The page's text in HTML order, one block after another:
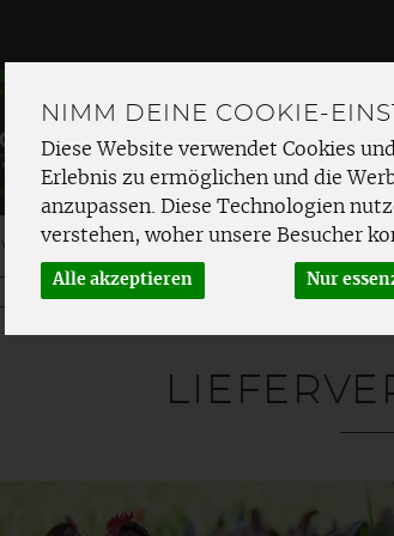
NIMM DEINE COOKIE-
Diese Website verwendet Cookies
Erlebnis zu ermöglichen und die
anzupassen. Diese Technologien
verstehen, woher unsere Besucher
Alle akzeptieren Nur
VOM HOF OBST GEMÜSE